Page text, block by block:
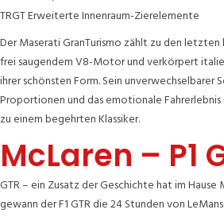
TRGT Erweiterte Innenraum-Zierelemente
Der Maserati GranTurismo zählt zu den letzten
frei saugendem V8-Motor und verkörpert
ihrer schönsten Form. Sein unverwechselbarer
Proportionen und das emotionale
zu einem begehrten Klassiker.
McLaren – P1
GTR – ein Zusatz der Geschichte hat im Hause
gewann der F1 GTR die 24 Stunden von LeMans